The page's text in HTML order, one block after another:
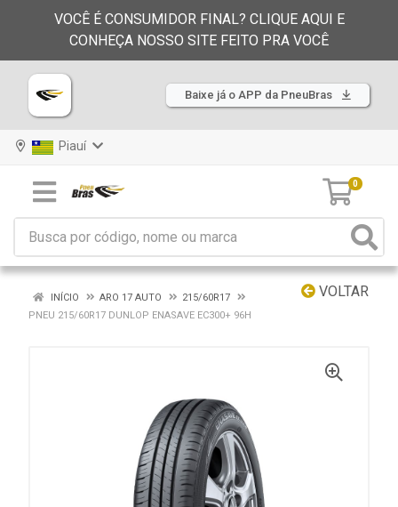
VOCÊ É CONSUMIDOR FINAL? CLIQUE AQUI E
CONHEÇA NOSSO SITE FEITO PRA VOCÊ
Baixe já o APP da PneuBras
Piauí
0
VOLTAR
INÍCIO ARO 17 AUTO
215/60R17
PNEU 215/60R17 DUNLOP ENASAVE EC300+ 96H